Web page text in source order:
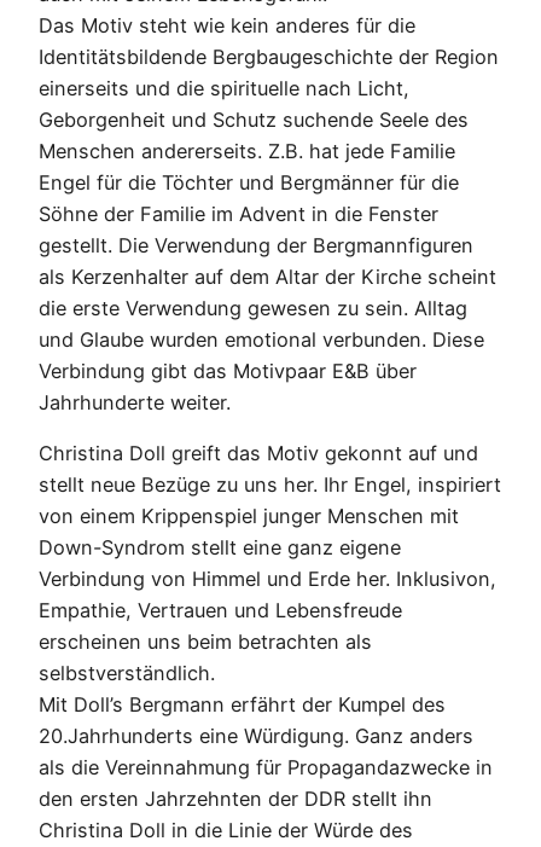
Das Motiv steht wie kein anderes für die
Identitätsbildende Bergbaugeschichte der Region
einerseits und die spirituelle nach Licht,
Geborgenheit und Schutz suchende Seele des
Menschen andererseits. Z.B. hat jede Familie
Engel für die Töchter und Bergmänner für die
Söhne der Familie im Advent in die Fenster
gestellt. Die Verwendung der Bergmannfiguren
als Kerzenhalter auf dem Altar der Kirche scheint
die erste Verwendung gewesen zu sein. Alltag
und Glaube wurden emotional verbunden. Diese
Verbindung gibt das Motivpaar E&B über
Jahrhunderte weiter.
Christina Doll greift das Motiv gekonnt auf und
stellt neue Bezüge zu uns her. Ihr Engel, inspiriert
von einem Krippenspiel junger Menschen mit
Down-Syndrom stellt eine ganz eigene
Verbindung von Himmel und Erde her. Inklusivon,
Empathie, Vertrauen und Lebensfreude
erscheinen uns beim betrachten als
selbstverständlich.
Mit Doll’s Bergmann erfährt der Kumpel des
20.Jahrhunderts eine Würdigung. Ganz anders
als die Vereinnahmung für Propagandazwecke in
den ersten Jahrzehnten der DDR stellt ihn
Christina Doll in die Linie der Würde des